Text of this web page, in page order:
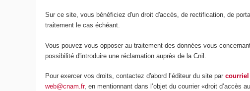
Sur ce site, vous bénéficiez d'un droit d'accès, de rectification, de
traitement le cas échéant.
Vous pouvez vous opposer au traitement des données vous
possibilité d'introduire une réclamation auprès de la Cnil.
Pour exercer vos droits, contactez d'abord l’éditeur du site parcourriel
web@cnam.fr, en mentionnant dans l’objet du courrier «droit d’accès